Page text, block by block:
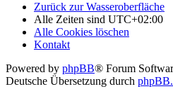
Zurück zur Wasseroberfläche
Alle Zeiten sind UTC+02:00
Alle Cookies löschen
Kontakt
Powered by phpBB® Forum
Deutsche Übersetzung durch